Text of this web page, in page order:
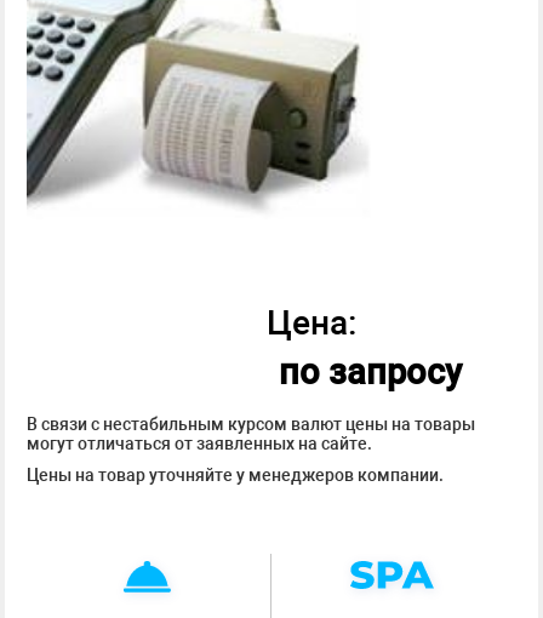
Цена:
по запросу
В связи с нестабильным курсом валют цены на товары
могут отличаться от заявленных на сайте.
Цены на товар уточняйте у менеджеров компании.